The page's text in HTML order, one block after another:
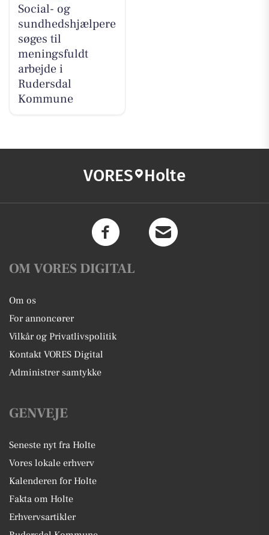
Social- og
sundhedshjælpere
søges til
meningsfuldt
arbejde i
Rudersdal
Kommune
VORES Holte
OM VORES DIGITAL
Om os
For annoncører
Vilkår og Privatlivspolitik
Kontakt VORES Digital
Administrer samtykke
GENVEJE
Seneste nyt fra Holte
Vores lokale erhverv
Kalenderen for Holte
Fakta om Holte
Erhvervsartikler